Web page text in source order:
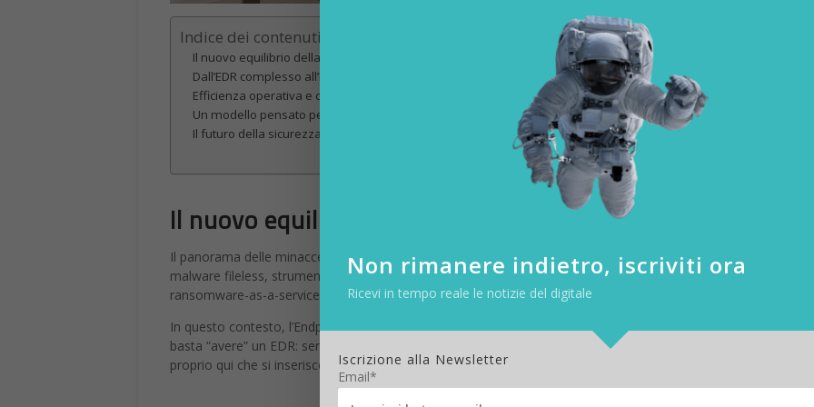
Indice dei contenuti
Il nuovo equilibrio della sicurezza endpoint
Dall’EDR complesso all’EDR accessibile
Efficienza operativa e crescita per gli MSP
Un modello pensato per crescere
Il futuro della sicurezza endpoint è già qui
Il nuovo equilibrio della sicurezza endpoint
Il panorama delle minacce è cambiato radicalmente. Gli attaccanti utilizzano tecniche sempre più sofisticate:
malware fileless, strumenti legittimi sfruttati per fini malevoli, movimento laterale automatizzato e modelli
ransomware-as-a-service. Tutti approcci progettati per aggirare le difese tradizionali basate sulla sola
In questo contesto, l’Endpoint Detection and Response (EDR) è diventato un elemento imprescindibile. Ma
basta “avere” un EDR: serve un EDR moderno, capace di coniugare efficacia, semplicità e sostenibilità
proprio qui che si inserisce il nuovo portfolio Endpoint Security di WatchGuard
Non rimanere indietro, iscriviti ora
Ricevi in tempo reale le notizie del digitale
Iscrizione alla Newsletter
Email*